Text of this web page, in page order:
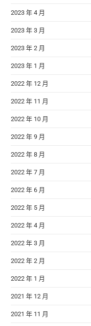
2023 年 4 月
2023 年 3 月
2023 年 2 月
2023 年 1 月
2022 年 12 月
2022 年 11 月
2022 年 10 月
2022 年 9 月
2022 年 8 月
2022 年 7 月
2022 年 6 月
2022 年 5 月
2022 年 4 月
2022 年 3 月
2022 年 2 月
2022 年 1 月
2021 年 12 月
2021 年 11 月